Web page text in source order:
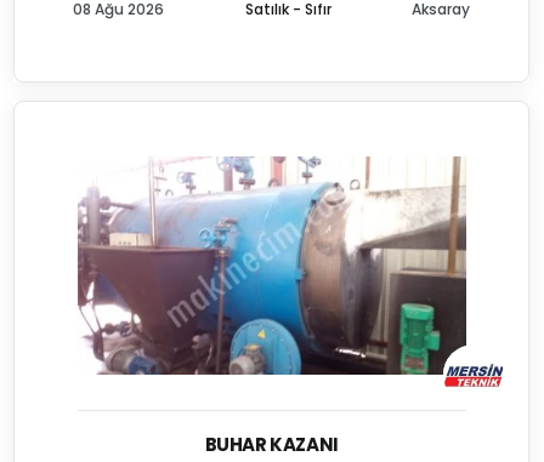
Satılık - Sıfır
08 Ağu 2026 Aksaray
BUHAR KAZANI